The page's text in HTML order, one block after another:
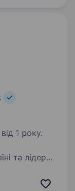
1 року.
та лідер